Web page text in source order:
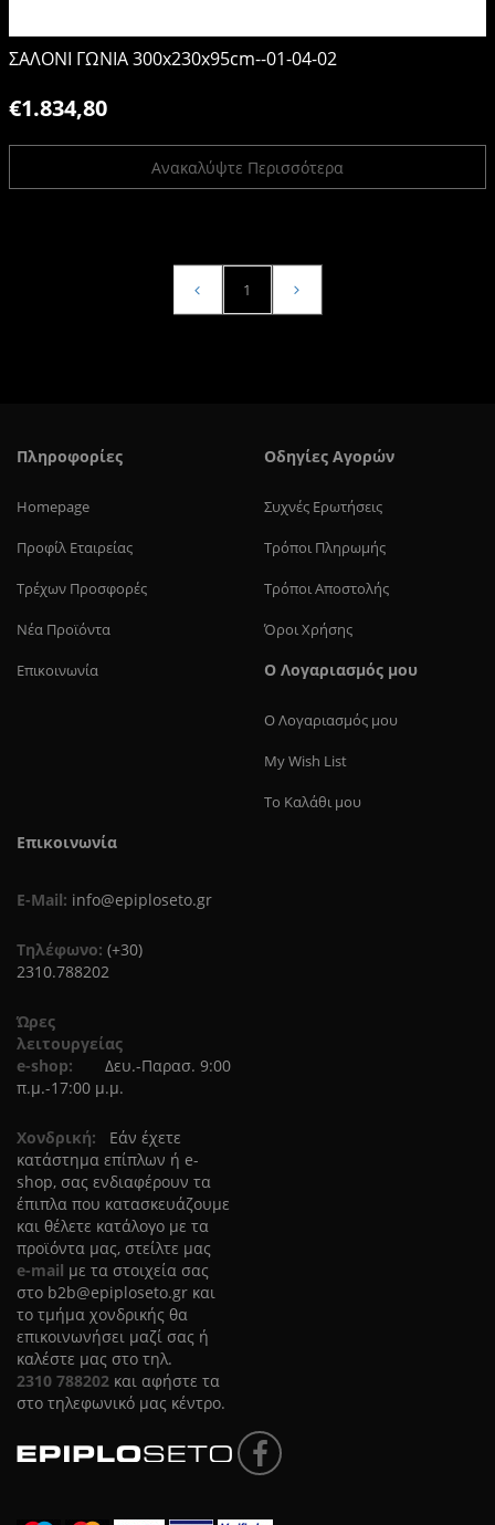
ΣΑΛΟΝΙ ΓΩΝΙΑ 300x230x95cm--01-04-02
€1.834,80
Ανακαλύψτε Περισσότερα
1
Πληροφορίες
Homepage
Προφίλ Eταιρείας
Τρέχων Προσφορές
Νέα Προϊόντα
Επικοινωνία
Οδηγίες Αγορών
Συχνές Ερωτήσεις
Τρόποι Πληρωμής
Τρόποι Αποστολής
Όροι Χρήσης
Ο Λογαριασμός μου
Ο Λογαριασμός μου
My Wish List
Το Καλάθι μου
Επικοινωνία
E-Mail: info@epiploseto.gr
Τηλέφωνο: (+30)
2310.788202
Ώρες
λειτουργείας
e-shop:
Δευ.-Παρασ. 9:00
π.μ.-17:00 μ.μ.
Χονδρική:
Eάν έχετε
κατάστημα επίπλων ή e-
shop, σας ενδιαφέρουν τα
έπιπλα που κατασκευάζουμε
και θέλετε κατάλογο με τα
προϊόντα μας, στείλτε μας
e-mail με τα στοιχεία σας
στο b2b@epiploseto.gr και
το τμήμα χονδρικής θα
επικοινωνήσει μαζί σας ή
καλέστε μας στο τηλ.
2310 788202 και αφήστε τα
στο τηλεφωνικό μας κέντρο.